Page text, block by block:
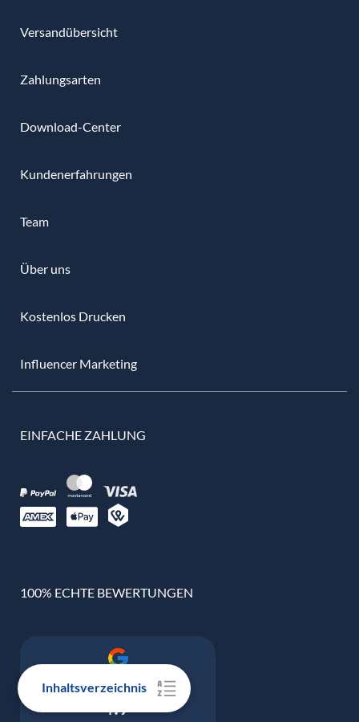
Inhaltsverzeichnis
Versandübersicht
Zahlungsarten
Download-Center
Kundenerfahrungen
Team
Über uns
Kostenlos Drucken
Influencer Marketing
EINFACHE ZAHLUNG
100% ECHTE BEWERTUNGEN
Google Bewertung
4.9